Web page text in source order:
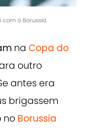
o Borussia
na Copa do
outro
antes era
brigassem
no Borussia